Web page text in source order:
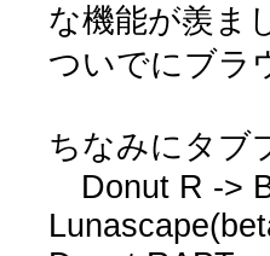
な機能が羨ま
ついでにブラ
ちなみにタブ
Donut R ->